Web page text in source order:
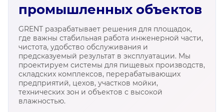
промышленных объектов
GRENT разрабатывает решения для площадок,
где важны стабильная работа инженерной части,
чистота, удобство обслуживания и
предсказуемый результат в эксплуатации. Мы
проектируем системы для пищевых производств,
складских комплексов, перерабатывающих
предприятий, цехов, участков мойки,
технических зон и объектов с высокой
влажностью.